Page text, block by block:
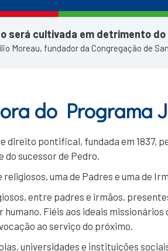
será cultivada em detrimento do
Moreau, fundador da Congregação de
do Programa
direito pontifical, fundada em 1837,
do sucessor de Pedro.
uma de Padres e uma de
entre padres e irmãos,
Fiéis aos ideais missionários
ao serviço do próximo.
universidades e instituições